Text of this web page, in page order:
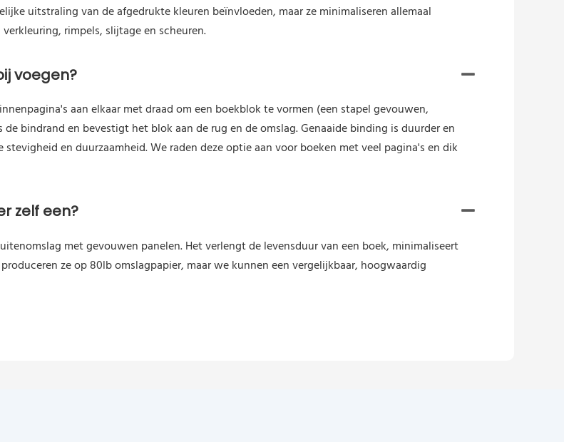
uitstraling van de afgedrukte kleuren beïnvloeden, maar ze minimaliseren allemaal
rimpels, slijtage en scheuren.
voegen?
aan elkaar met draad om een ​​boekblok te vormen (een stapel gevouwen,
bindrand en bevestigt het blok aan de rug en de omslag. Genaaide binding is duurder en
en duurzaamheid. We raden deze optie aan voor boeken met veel pagina's en dik
zelf een?
met gevouwen panelen. Het verlengt de levensduur van een boek, minimaliseert
ze op 80lb omslagpapier, maar we kunnen een vergelijkbaar, hoogwaardig